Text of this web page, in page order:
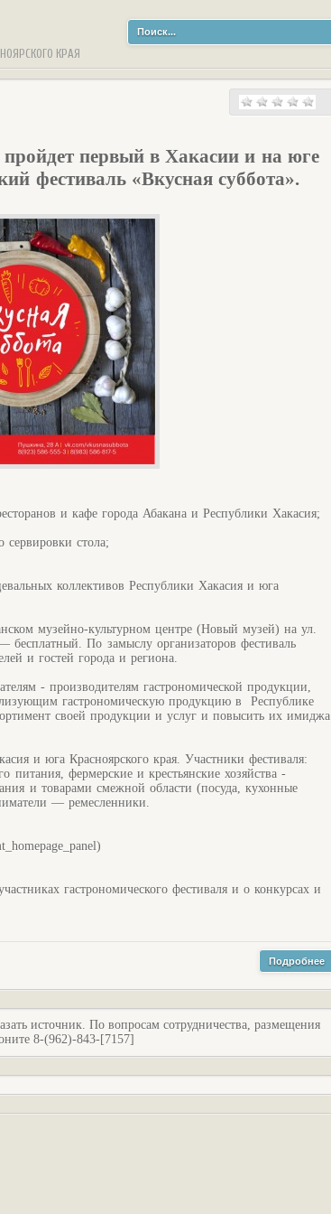
КРАЯ
пройдет первый в Хакасии и на юге
фестиваль «Вкусная суббота».
и кафе города Абакана и Республики Хакасия;
стола;
коллективов Республики Хакасия и юга
музейно-культурном центре (Новый музей) на ул.
По замыслу организаторов фестиваль
и гостей города и региона.
- производителям гастрономической продукции,
гастрономическую продукцию в Республике
своей продукции и услуг и повысить их имиджа
и юга Красноярского края. Участники фестиваля:
питания, фермерские и крестьянские хозяйства -
и товарами смежной области (посуда, кухонные
— ремесленники.
гастрономического фестиваля и о конкурсах и
Подробнее
источник. По вопросам сотрудничества, размещения
8-(962)-843-[7157]